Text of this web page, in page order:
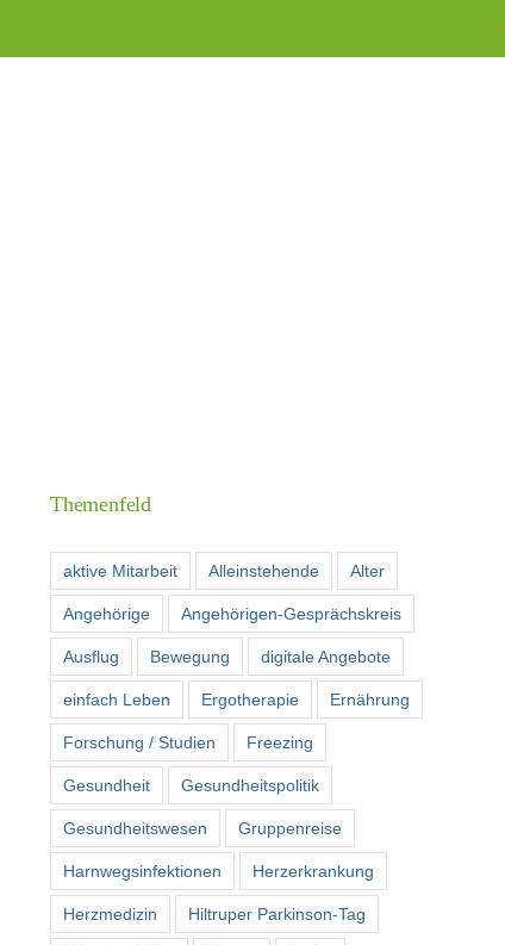
Themenfeld
aktive Mitarbeit Alleinstehende Alter
Angehörige Angehörigen-Gesprächskreis
Ausflug Bewegung digitale Angebote
einfach Leben Ergotherapie Ernährung
Forschung / Studien Freezing
Gesundheit Gesundheitspolitik
Gesundheitswesen Gruppenreise
Harnwegsinfektionen Herzerkrankung
Herzmedizin Hiltruper Parkinson-Tag